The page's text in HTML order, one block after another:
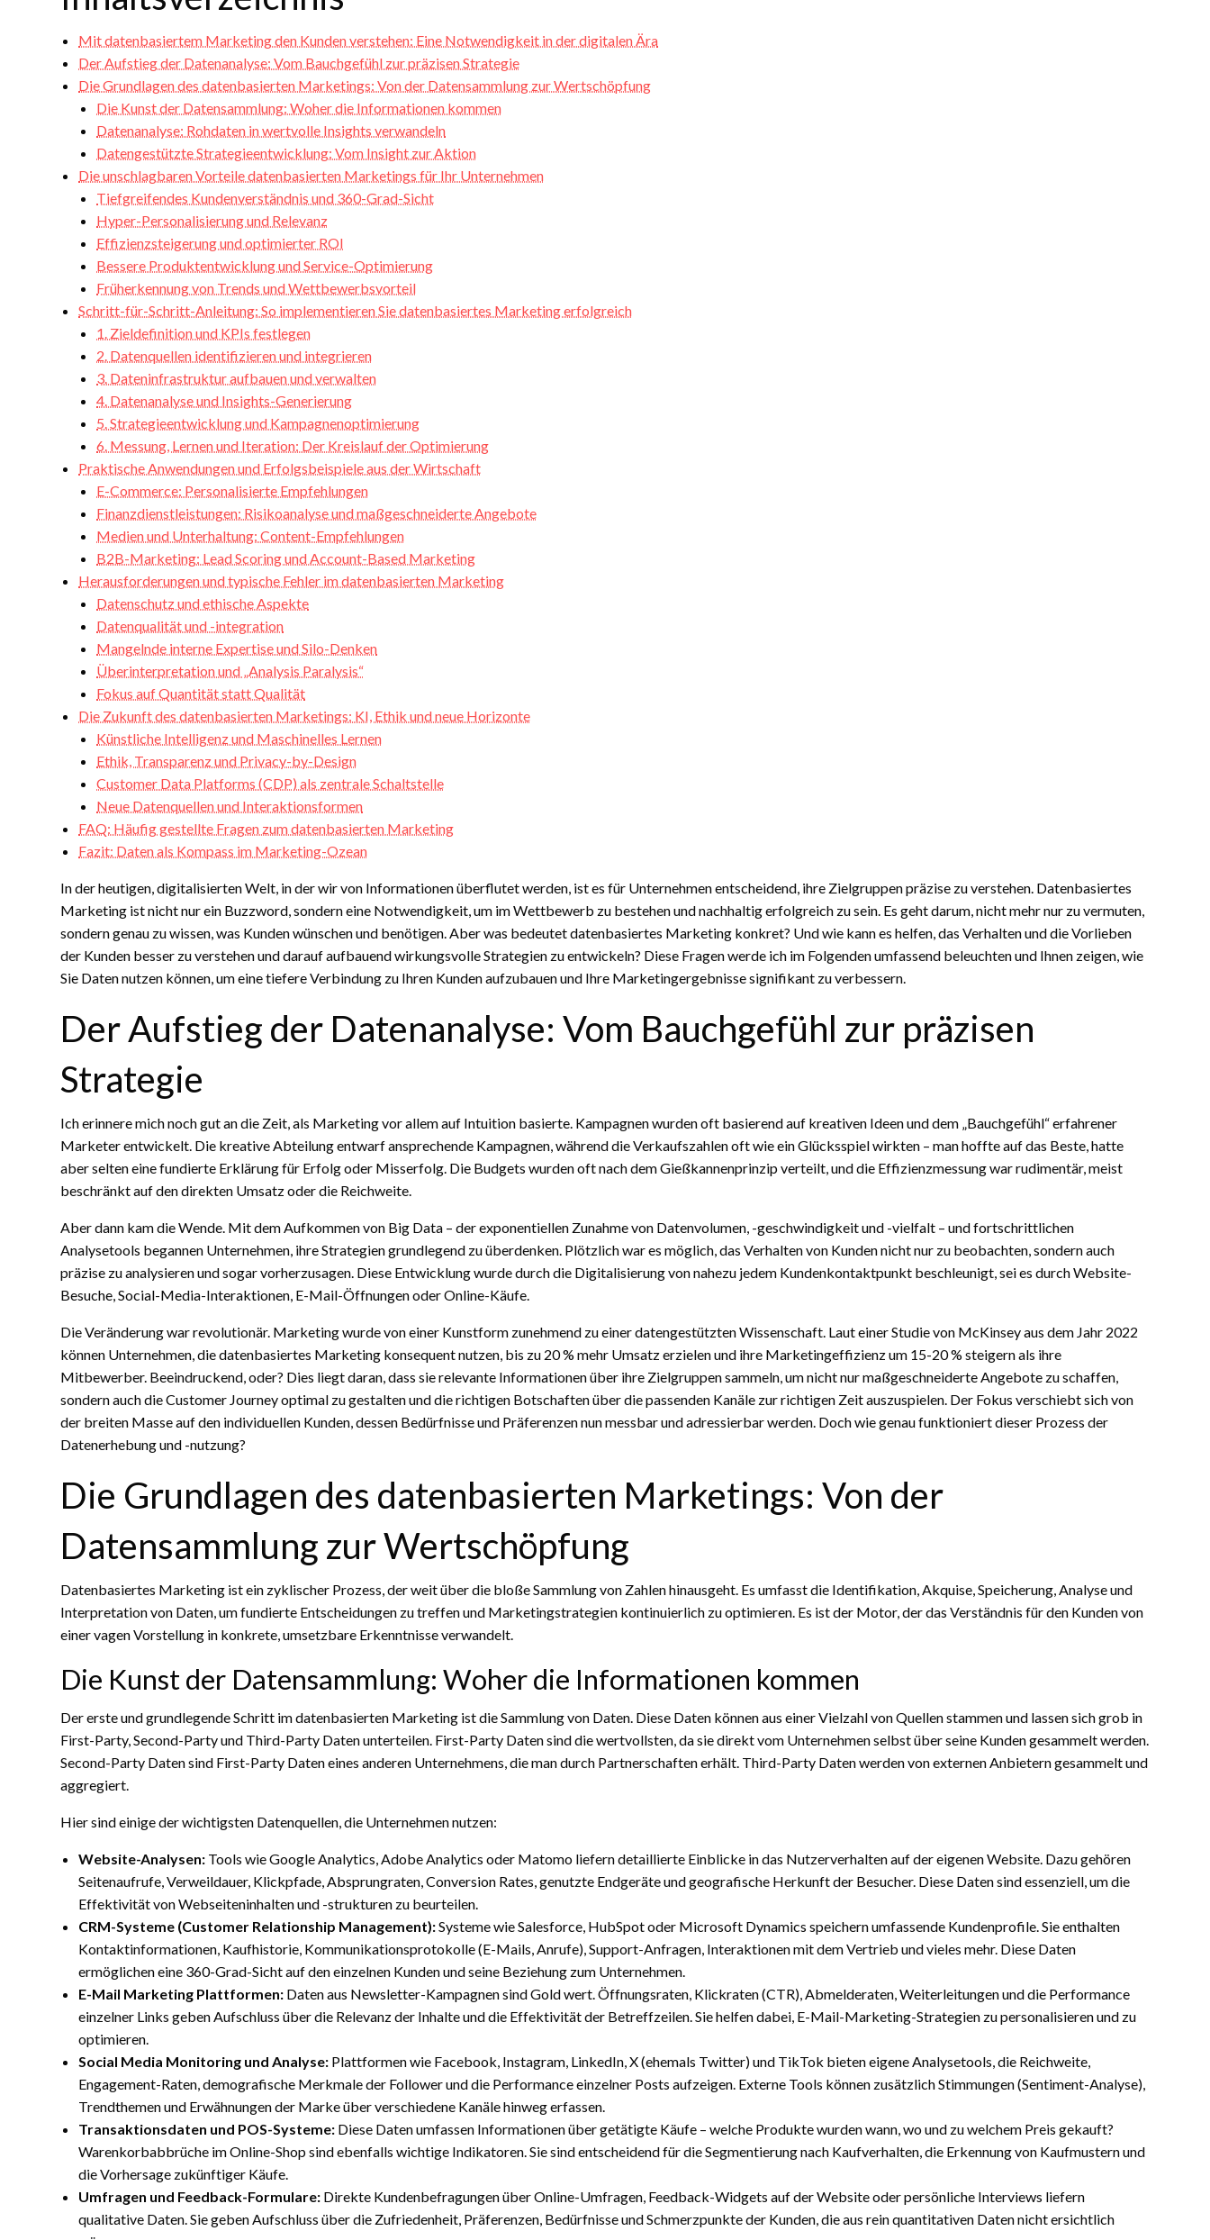
Mit datenbasiertem Marketing den Kunden verstehen: Eine Notwendigkeit in der digitalen Ära
Der Aufstieg der Datenanalyse: Vom Bauchgefühl zur präzisen Strategie
Die Grundlagen des datenbasierten Marketings: Von der Datensammlung zur Wertschöpfung
Die Kunst der Datensammlung: Woher die Informationen kommen
Datenanalyse: Rohdaten in wertvolle Insights verwandeln
Datengestützte Strategieentwicklung: Vom Insight zur Aktion
Die unschlagbaren Vorteile datenbasierten Marketings für Ihr Unternehmen
Tiefgreifendes Kundenverständnis und 360-Grad-Sicht
Hyper-Personalisierung und Relevanz
Effizienzsteigerung und optimierter ROI
Bessere Produktentwicklung und Service-Optimierung
Früherkennung von Trends und Wettbewerbsvorteil
Schritt-für-Schritt-Anleitung: So implementieren Sie datenbasiertes Marketing erfolgreich
1. Zieldefinition und KPIs festlegen
2. Datenquellen identifizieren und integrieren
3. Dateninfrastruktur aufbauen und verwalten
4. Datenanalyse und Insights-Generierung
5. Strategieentwicklung und Kampagnenoptimierung
6. Messung, Lernen und Iteration: Der Kreislauf der Optimierung
Praktische Anwendungen und Erfolgsbeispiele aus der Wirtschaft
E-Commerce: Personalisierte Empfehlungen
Finanzdienstleistungen: Risikoanalyse und maßgeschneiderte Angebote
Medien und Unterhaltung: Content-Empfehlungen
B2B-Marketing: Lead Scoring und Account-Based Marketing
Herausforderungen und typische Fehler im datenbasierten Marketing
Datenschutz und ethische Aspekte
Datenqualität und -integration
Mangelnde interne Expertise und Silo-Denken
Überinterpretation und „Analysis Paralysis“
Fokus auf Quantität statt Qualität
Die Zukunft des datenbasierten Marketings: KI, Ethik und neue Horizonte
Künstliche Intelligenz und Maschinelles Lernen
Ethik, Transparenz und Privacy-by-Design
Customer Data Platforms (CDP) als zentrale Schaltstelle
Neue Datenquellen und Interaktionsformen
FAQ: Häufig gestellte Fragen zum datenbasierten Marketing
Fazit: Daten als Kompass im Marketing-Ozean
In der heutigen, digitalisierten Welt, in der wir von Informationen überflutet werden, ist es für Unternehmen entscheidend, ihre Zielgruppen präzise zu verstehen. Datenbasiertes
Marketing ist nicht nur ein Buzzword, sondern eine Notwendigkeit, um im Wettbewerb zu bestehen und nachhaltig erfolgreich zu sein. Es geht darum, nicht mehr nur zu vermuten,
sondern genau zu wissen, was Kunden wünschen und benötigen. Aber was bedeutet datenbasiertes Marketing konkret? Und wie kann es helfen, das Verhalten und die Vorlieben
der Kunden besser zu verstehen und darauf aufbauend wirkungsvolle Strategien zu entwickeln? Diese Fragen werde ich im Folgenden umfassend beleuchten und Ihnen zeigen, wie
Sie Daten nutzen können, um eine tiefere Verbindung zu Ihren Kunden aufzubauen und Ihre Marketingergebnisse signifikant zu verbessern.
Der Aufstieg der Datenanalyse: Vom Bauchgefühl zur präzisen
Strategie
Ich erinnere mich noch gut an die Zeit, als Marketing vor allem auf Intuition basierte. Kampagnen wurden oft basierend auf kreativen Ideen und dem „Bauchgefühl“ erfahrener
Marketer entwickelt. Die kreative Abteilung entwarf ansprechende Kampagnen, während die Verkaufszahlen oft wie ein Glücksspiel wirkten – man hoffte auf das Beste, hatte
aber selten eine fundierte Erklärung für Erfolg oder Misserfolg. Die Budgets wurden oft nach dem Gießkannenprinzip verteilt, und die Effizienzmessung war rudimentär, meist
beschränkt auf den direkten Umsatz oder die Reichweite.
Aber dann kam die Wende. Mit dem Aufkommen von Big Data – der exponentiellen Zunahme von Datenvolumen, -geschwindigkeit und -vielfalt – und fortschrittlichen
Analysetools begannen Unternehmen, ihre Strategien grundlegend zu überdenken. Plötzlich war es möglich, das Verhalten von Kunden nicht nur zu beobachten, sondern auch
präzise zu analysieren und sogar vorherzusagen. Diese Entwicklung wurde durch die Digitalisierung von nahezu jedem Kundenkontaktpunkt beschleunigt, sei es durch Website-
Besuche, Social-Media-Interaktionen, E-Mail-Öffnungen oder Online-Käufe.
Die Veränderung war revolutionär. Marketing wurde von einer Kunstform zunehmend zu einer datengestützten Wissenschaft. Laut einer Studie von McKinsey aus dem Jahr 2022
können Unternehmen, die datenbasiertes Marketing konsequent nutzen, bis zu 20 % mehr Umsatz erzielen und ihre Marketingeffizienz um 15-20 % steigern als ihre
Mitbewerber. Beeindruckend, oder? Dies liegt daran, dass sie relevante Informationen über ihre Zielgruppen sammeln, um nicht nur maßgeschneiderte Angebote zu schaffen,
sondern auch die Customer Journey optimal zu gestalten und die richtigen Botschaften über die passenden Kanäle zur richtigen Zeit auszuspielen. Der Fokus verschiebt sich von
der breiten Masse auf den individuellen Kunden, dessen Bedürfnisse und Präferenzen nun messbar und adressierbar werden. Doch wie genau funktioniert dieser Prozess der
Datenerhebung und -nutzung?
Die Grundlagen des datenbasierten Marketings: Von der
Datensammlung zur Wertschöpfung
Datenbasiertes Marketing ist ein zyklischer Prozess, der weit über die bloße Sammlung von Zahlen hinausgeht. Es umfasst die Identifikation, Akquise, Speicherung, Analyse und
Interpretation von Daten, um fundierte Entscheidungen zu treffen und Marketingstrategien kontinuierlich zu optimieren. Es ist der Motor, der das Verständnis für den Kunden von
einer vagen Vorstellung in konkrete, umsetzbare Erkenntnisse verwandelt.
Die Kunst der Datensammlung: Woher die Informationen kommen
Der erste und grundlegende Schritt im datenbasierten Marketing ist die Sammlung von Daten. Diese Daten können aus einer Vielzahl von Quellen stammen und lassen sich grob in
First-Party, Second-Party und Third-Party Daten unterteilen. First-Party Daten sind die wertvollsten, da sie direkt vom Unternehmen selbst über seine Kunden gesammelt werden.
Second-Party Daten sind First-Party Daten eines anderen Unternehmens, die man durch Partnerschaften erhält. Third-Party Daten werden von externen Anbietern gesammelt und
aggregiert.
Hier sind einige der wichtigsten Datenquellen, die Unternehmen nutzen:
Website-Analysen: Tools wie Google Analytics, Adobe Analytics oder Matomo liefern detaillierte Einblicke in das Nutzerverhalten auf der eigenen Website. Dazu gehören
Seitenaufrufe, Verweildauer, Klickpfade, Absprungraten, Conversion Rates, genutzte Endgeräte und geografische Herkunft der Besucher. Diese Daten sind essenziell, um die
Effektivität von Webseiteninhalten und -strukturen zu beurteilen.
CRM-Systeme (Customer Relationship Management):Systeme wie Salesforce, HubSpot oder Microsoft Dynamics speichern umfassende Kundenprofile. Sie enthalten
Kontaktinformationen, Kaufhistorie, Kommunikationsprotokolle (E-Mails, Anrufe), Support-Anfragen, Interaktionen mit dem Vertrieb und vieles mehr. Diese Daten
ermöglichen eine 360-Grad-Sicht auf den einzelnen Kunden und seine Beziehung zum Unternehmen.
E-Mail Marketing Plattformen: Daten aus Newsletter-Kampagnen sind Gold wert. Öffnungsraten, Klickraten (CTR), Abmelderaten, Weiterleitungen und die Performance
einzelner Links geben Aufschluss über die Relevanz der Inhalte und die Effektivität der Betreffzeilen. Sie helfen dabei, E-Mail-Marketing-Strategien zu personalisieren und zu
optimieren.
Social Media Monitoring und Analyse: Plattformen wie Facebook, Instagram, LinkedIn, X (ehemals Twitter) und TikTok bieten eigene Analysetools, die Reichweite,
Engagement-Raten, demografische Merkmale der Follower und die Performance einzelner Posts aufzeigen. Externe Tools können zusätzlich Stimmungen (Sentiment-Analyse),
Trendthemen und Erwähnungen der Marke über verschiedene Kanäle hinweg erfassen.
Transaktionsdaten und POS-Systeme: Diese Daten umfassen Informationen über getätigte Käufe – welche Produkte wurden wann, wo und zu welchem Preis gekauft?
Warenkorbabbrüche im Online-Shop sind ebenfalls wichtige Indikatoren. Sie sind entscheidend für die Segmentierung nach Kaufverhalten, die Erkennung von Kaufmustern und
die Vorhersage zukünftiger Käufe.
Umfragen und Feedback-Formulare: Direkte Kundenbefragungen über Online-Umfragen, Feedback-Widgets auf der Website oder persönliche Interviews liefern
qualitative Daten. Sie geben Aufschluss über die Zufriedenheit, Präferenzen, Bedürfnisse und Schmerzpunkte der Kunden, die aus rein quantitativen Daten nicht ersichtlich